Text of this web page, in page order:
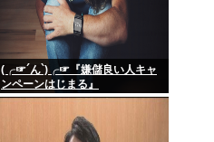
(╭☞´ん`)╭☞『嫌儲良い人キャ
ンペーンはじまる』